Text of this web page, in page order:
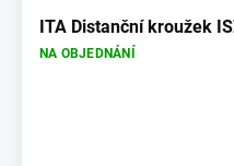
ITA Distanční kroužek
NA OBJEDNÁNÍ